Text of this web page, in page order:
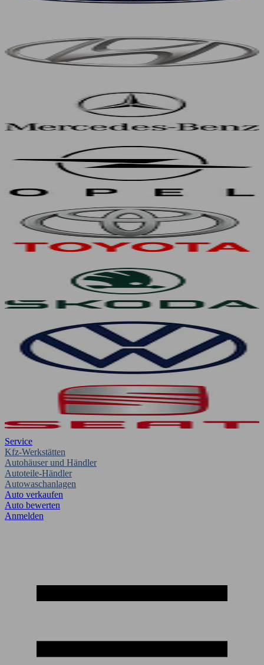
Service
Kfz-Werkstätten
Autohäuser und Händler
Autoteile-Händler
Autowaschanlagen
Auto verkaufen
Auto bewerten
Anmelden